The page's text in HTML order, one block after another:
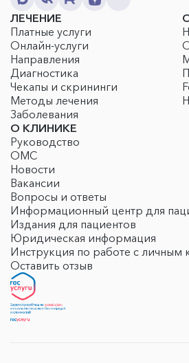
ЛЕЧЕНИЕ
Платные услуги
Онлайн-услуги
Направления
Диагностика
Чекапы и скрининги
Методы лечения
Заболевания
О КЛИНИКЕ
Руководство
ОМС
Новости
Вакансии
Вопросы и ответы
Информационный центр для
Издания для пациентов
Юридическая информация
Инструкция по работе с личным
Оставить отзыв